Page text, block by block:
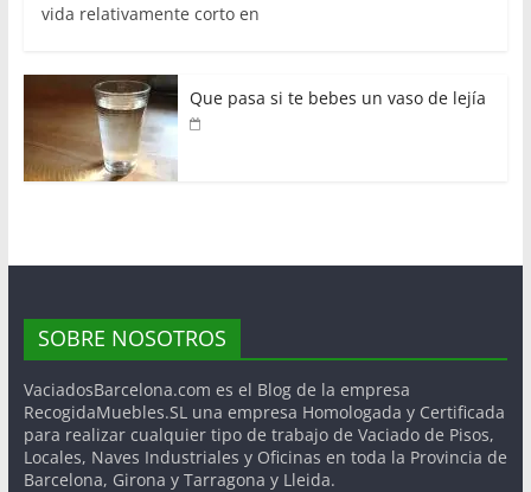
vida relativamente corto en
Que pasa si te bebes un vaso de lejía
SOBRE NOSOTROS
VaciadosBarcelona.com es el Blog de la empresa
RecogidaMuebles.SL una empresa Homologada y Certificada
para realizar cualquier tipo de trabajo de Vaciado de Pisos,
Locales, Naves Industriales y Oficinas en toda la Provincia de
Barcelona, Girona y Tarragona y Lleida.